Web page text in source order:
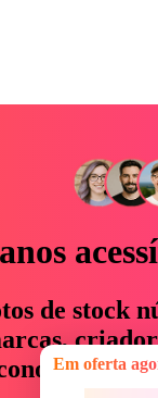
de stock
Em oferta agora!